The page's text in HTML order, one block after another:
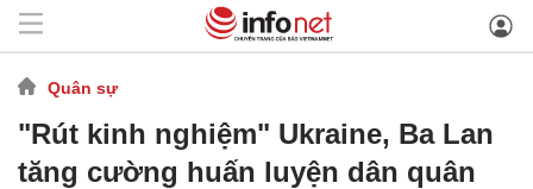
Quân sự
"Rút kinh nghiệm" Ukraine, Ba Lan
tăng cường huấn luyện dân quân